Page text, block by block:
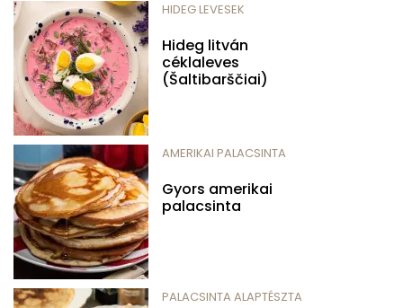
HIDEG LEVESEK
Hideg litván
céklaleves
(Šaltibarščiai)
AMERIKAI PALACSINTA
Gyors amerikai
palacsinta
PALACSINTA ALAPTÉSZTA